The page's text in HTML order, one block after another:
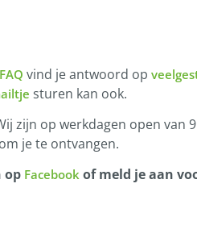
vind je antwoord op
sturen kan ook.
zijn op werkdagen open van
je te ontvangen.
op Facebook of meld je aan